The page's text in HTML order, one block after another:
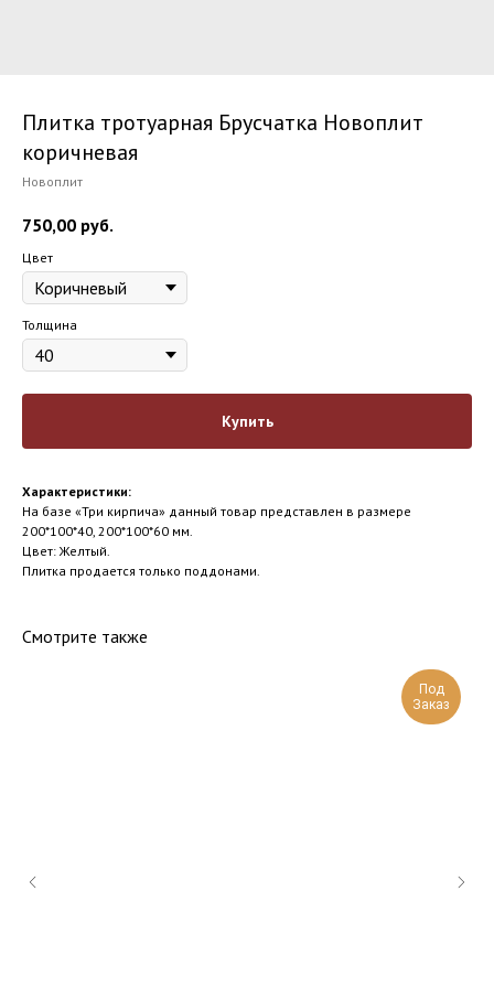
Плитка тротуарная Брусчатка Новоплит
коричневая
Новоплит
750,00 руб.
Цвет
Толщина
Купить
Характеристики:
На базе «Три кирпича» данный товар представлен в размере
200*100*40, 200*100*60 мм.
Цвет: Желтый.
Плитка продается только поддонами.
Смотрите также
Под
Заказ